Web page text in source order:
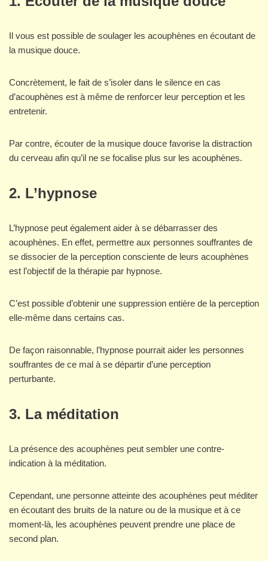
Il vous est possible de soulager les acouphènes en écoutant de
la musique douce.
Concrètement, le fait de s’isoler dans le silence en cas
d’acouphènes est à même de renforcer leur perception et les
entretenir.
Par contre, écouter de la musique douce favorise la distraction
du cerveau afin qu’il ne se focalise plus sur les acouphènes.
2. L’hypnose
L’hypnose peut également aider à se débarrasser des
acouphènes. En effet, permettre aux personnes souffrantes de
se dissocier de la perception consciente de leurs acouphènes
est l’objectif de la thérapie par hypnose.
C’est possible d’obtenir une suppression entière de la perception
elle-même dans certains cas.
De façon raisonnable, l’hypnose pourrait aider les personnes
souffrantes de ce mal à se départir d’une perception
perturbante.
3. La méditation
La présence des acouphènes peut sembler une contre-
indication à la méditation.
Cependant, une personne atteinte des acouphènes peut méditer
en écoutant des bruits de la nature ou de la musique et à ce
moment-là, les acouphènes peuvent prendre une place de
second plan.